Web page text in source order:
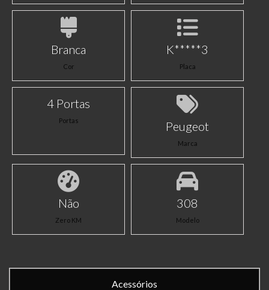
Branca
Cor
K*****3
Placa
4 Portas
Portas Peugeot
Marca
Não
Zero KM
308
Modelo
Acessórios